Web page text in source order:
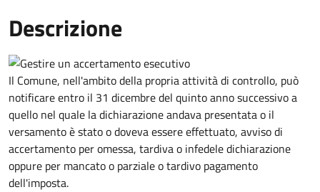
Descrizione
Il Comune, nell'ambito della propria attività di controllo, può
notificare entro il 31 dicembre del quinto annosuccessivo a
quello nel quale la dichiarazione andava presentata o il
versamento è stato o doveva essere effettuato, avviso di
accertamento per omessa, tardiva o infedele dichiarazione
oppure per mancato o parziale o tardivo pagamento
dell'imposta.